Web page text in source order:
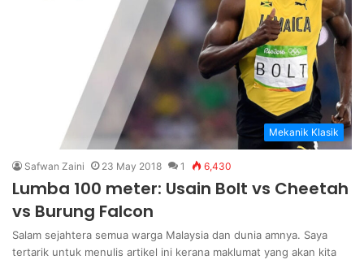
Mekanik Klasik
Safwan Zaini 23 May 2018 1 6,430
Lumba 100 meter: Usain Bolt vs Cheetah
vs Burung Falcon
Salam sejahtera semua warga Malaysia dan dunia amnya. Saya
tertarik untuk menulis artikel ini kerana maklumat yang akan kita